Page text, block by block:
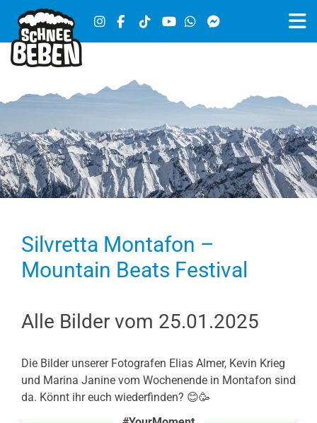
Silvretta Montafon –
Mountain Beats Festival
Alle Bilder vom 25.01.2025
Die Bilder unserer Fotografen Elias Almer, Kevin Krieg
und Marina Janine vom Wochenende in Montafon sind
da. Könnt ihr euch wiederfinden? 😊🥳